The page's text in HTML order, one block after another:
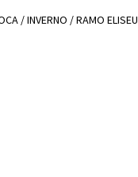
/INVERNO / RAMO ELISEU